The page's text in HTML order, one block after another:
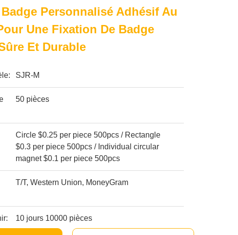
Personnalisé Adhésif Au
Une Fixation De Badge
Et Durable
SJR-M
50 pièces
Circle $0.25 per piece 500pcs / Rectangle
$0.3 per piece 500pcs / Individual circular
magnet $0.1 per piece 500pcs
T/T, Western Union, MoneyGram
10 jours 10000 pièces